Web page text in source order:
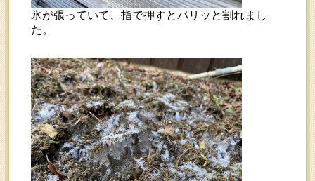
氷が張っていて、指で押すとパリッと割れまし
た。